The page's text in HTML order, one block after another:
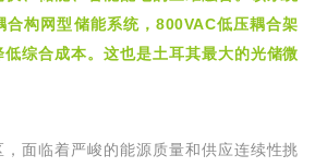
合构网型储能系统，800VAC低压耦合架
综合成本。这也是土耳其最大的光储微
面临着严峻的能源质量和供应连续性挑